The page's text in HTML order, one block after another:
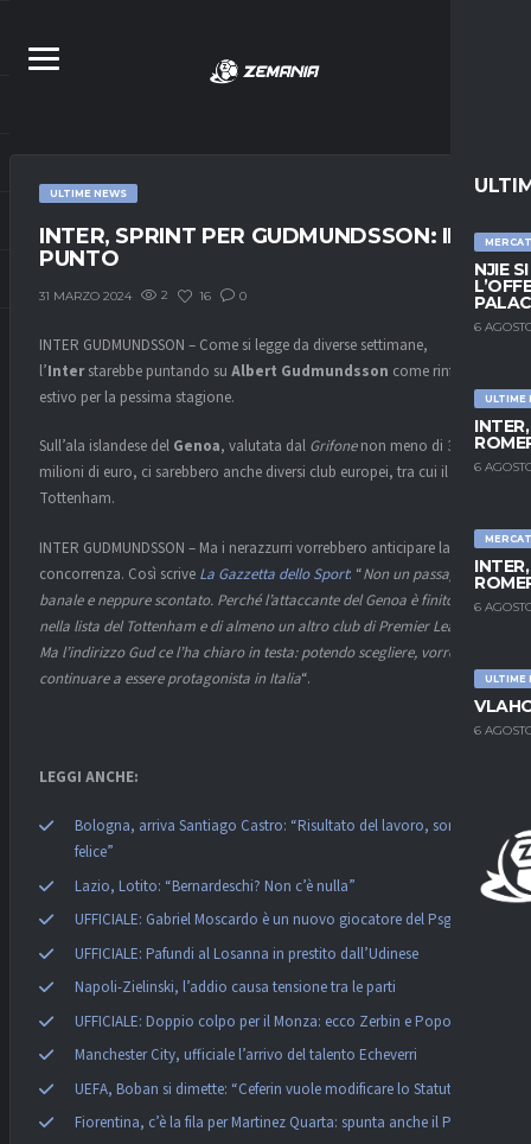
NJIE
6
ULTIME
6
6
ULTIME
6
ULTIME NEWS
INTER, SPRINT PER GUDMUNDSSON: IL
PUNTO
31 MARZO 2024 2 16 0
INTER GUDMUNDSSON – Come si legge da diverse settimane,
l’Interstarebbe puntando su Albert Gudmundsson come rinforzo
estivo per la pessima stagione.
Sull’ala islandese del Genoa, valutata dal Grifonenon meno di 30
milioni di euro, ci sarebbero anche diversi club europei, tra cui il
Tottenham.
INTER GUDMUNDSSON – Ma i nerazzurri vorrebbero anticipare la
concorrenza. Così scrive La Gazzetta dello Sport: “Non un passaggio
banale e neppure scontato. Perché l’attaccante del Genoa è finito pure
nella lista del Tottenham e di almeno un altro club di Premier League.
Ma l’indirizzo Gud ce l’ha chiaro in testa: potendo scegliere, vorrebbe
continuare a essere protagonista in Italia“.
LEGGI ANCHE:
Bologna, arriva Santiago Castro: “Risultato del lavoro, sono
felice”
Lazio, Lotito: “Bernardeschi? Non c’è nulla”
UFFICIALE: Gabriel Moscardo è un nuovo giocatore del Psg
UFFICIALE: Pafundi al Losanna in prestito dall’Udinese
Napoli-Zielinski, l’addio causa tensione tra le parti
UFFICIALE: Doppio colpo per il Monza: ecco Zerbin e Popovic
Manchester City, ufficiale l’arrivo del talento Echeverri
UEFA, Boban si dimette: “Ceferin vuole modificare lo Statuto”
Fiorentina, c’è la fila per Martinez Quarta: spunta anche il PSG